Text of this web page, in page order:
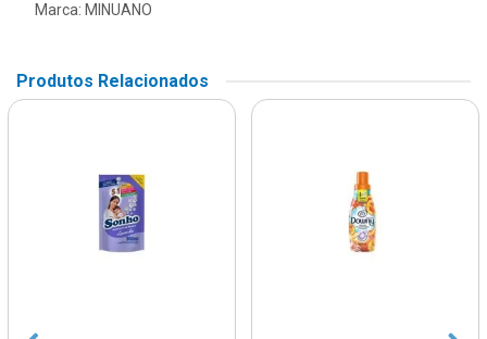
Marca: MINUANO
Produtos Relacionados